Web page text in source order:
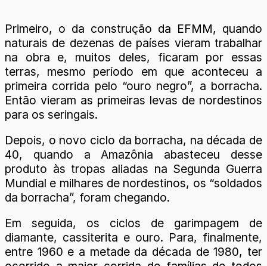
Primeiro, o da construção da EFMM, quando
naturais de dezenas de países vieram trabalhar
na obra e, muitos deles, ficaram por essas
terras, mesmo período em que aconteceu a
primeira corrida pelo “ouro negro”, a borracha.
Então vieram as primeiras levas de nordestinos
para os seringais.
Depois, o novo ciclo da borracha, na década de
40, quando a Amazônia abasteceu desse
produto às tropas aliadas na Segunda Guerra
Mundial e milhares de nordestinos, os “soldados
da borracha”, foram chegando.
Em seguida, os ciclos de garimpagem de
diamante, cassiterita e ouro. Para, finalmente,
entre 1960 e a metade da década de 1980, ter